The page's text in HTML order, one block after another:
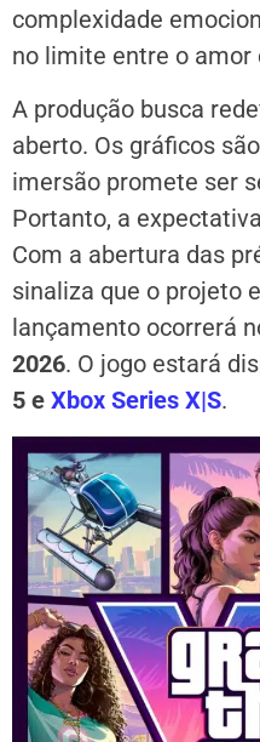
complexidade
no limite entre o amor
A produção busca
aberto. Os gráficos
imersão promete ser
Portanto, a
Com a abertura das
sinaliza que o projeto
lançamento ocorrerá
2026. O jogo estará
5 e Xbox Series X|S.